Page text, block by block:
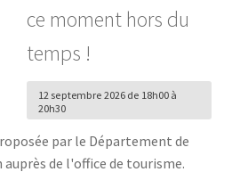
ce moment hors du
temps !
12 septembre 2026 de 18h00 à
20h30
par le Département de
de l'office de tourisme.